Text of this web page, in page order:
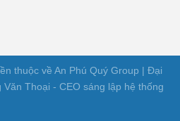
thuộc về An Phú Quý Group | Đại
Thoại - CEO sáng lập hệ thống